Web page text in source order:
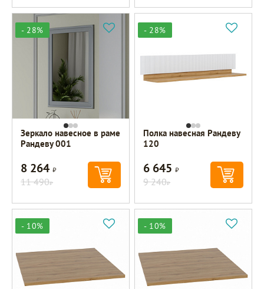
- 28%
Зеркало навесное в раме
Рандеву 001
8 264Р
11 490Р
- 28%
Полка навесная Рандеву
120
6 645Р
9 240Р
- 10% - 10%